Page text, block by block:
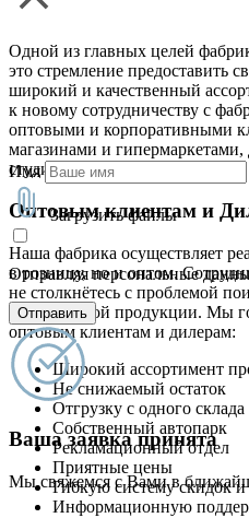
Имя
Загрузить файлы
Отправляя персональные
Отправить
Ваша заявка принята
Мы свяжемся с Вами в
Одной из главных целей
это стремление предоставить
широкий и качественный
к новому сотрудничеству с
оптовыми и корпоративными
магазинами и
студиями
Оптовым клиентам и
Наша фабрика осуществляет
в розницу, но и оптом.
не столкнётесь с проблемой
качественной продукции. Мы
оптовым клиентам и дилерам:
Широкий ассортимент
Не снижаемый остаток
Отгрузку с одного склада
Собственный автопарк
Рекламационный отдел
Приятные цены
Гибкую систему скидок и
Информационную